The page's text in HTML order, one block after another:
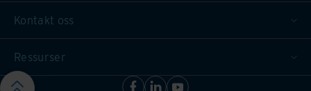
Kontakt oss
Ressurser